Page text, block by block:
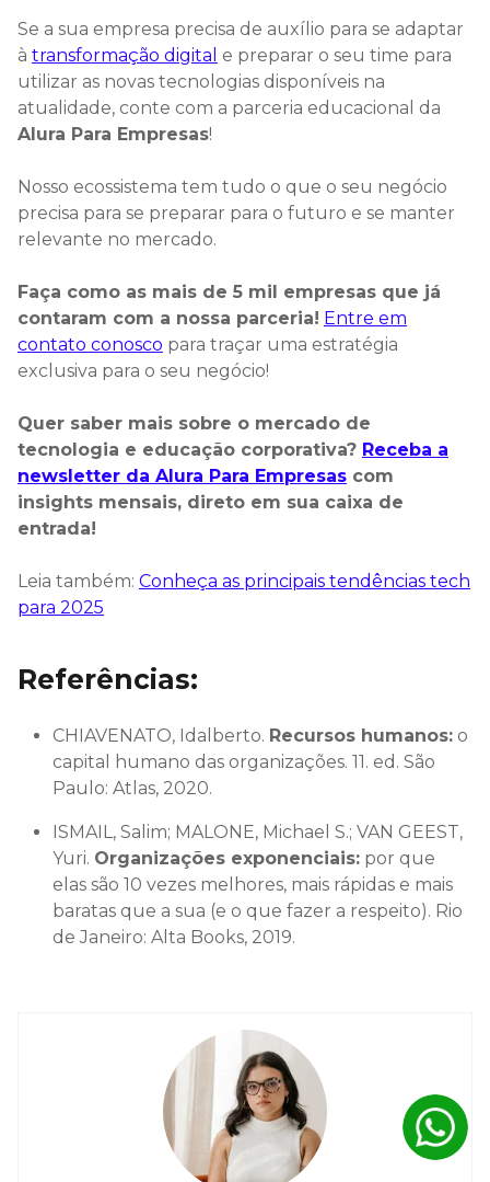
Se a sua empresa precisa de auxílio para se adaptar
à transformação digital e preparar o seu time para
utilizar as novas tecnologias disponíveis na
atualidade, conte com a parceria educacional da
Alura Para Empresas!
Nosso ecossistema tem tudo o que o seu negócio
precisa para se preparar para o futuro e se manter
relevante no mercado.
Faça como as mais de 5 mil empresas que já
contaram com a nossa parceria! Entre em
contato conosco para traçar uma estratégia
exclusiva para o seu negócio!
Quer saber mais sobre o mercado de
tecnologia e educação corporativa? Receba a
newsletter da Alura Para Empresas com
insights mensais, direto em sua caixa de
entrada!
Leia também: Conheça as principais tendências tech
para 2025
Referências:
CHIAVENATO, Idalberto. Recursos humanos: o
capital humano das organizações. 11. ed. São
Paulo: Atlas, 2020.
ISMAIL, Salim; MALONE, Michael S.; VAN GEEST,
Yuri. Organizações exponenciais: por que
elas são 10 vezes melhores, mais rápidas e mais
baratas que a sua (e o que fazer a respeito). Rio
de Janeiro: Alta Books, 2019.